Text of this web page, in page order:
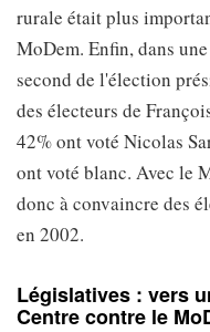
rurale était plus
MoDem. Enfin, dans
second de l'élection
des électeurs de
42% ont voté Nicolas
ont voté blanc. Avec le
donc à convaincre des
en 2002.
Législatives : vers
Centre contre le